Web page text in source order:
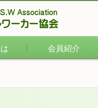
会員紹介